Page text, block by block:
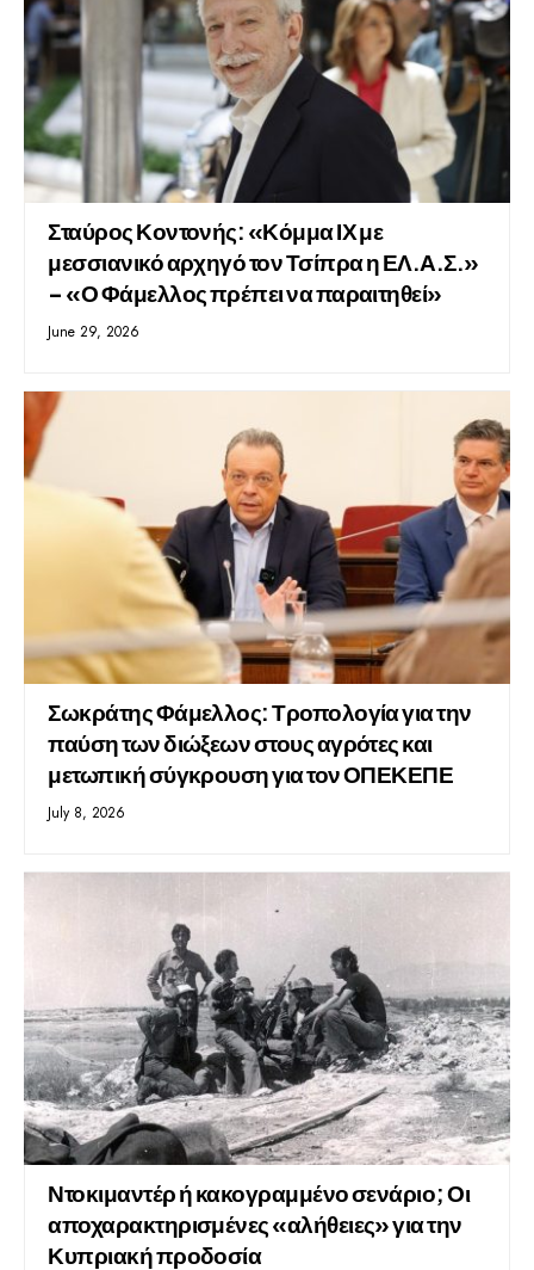
Σταύρος Κοντονής: «Κόμμα ΙΧ με
μεσσιανικό αρχηγό τον Τσίπρα η ΕΛ.Α.Σ.»
– «Ο Φάμελλος πρέπει να παραιτηθεί»
June 29, 2026
Σωκράτης Φάμελλος: Τροπολογία για την
παύση των διώξεων στους αγρότες και
μετωπική σύγκρουση για τον ΟΠΕΚΕΠΕ
July 8, 2026
Ντοκιμαντέρ ή κακογραμμένο σενάριο; Οι
αποχαρακτηρισμένες «αλήθειες» για την
Κυπριακή προδοσία